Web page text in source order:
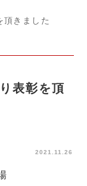
きました
表彰を頂
2021.11.26